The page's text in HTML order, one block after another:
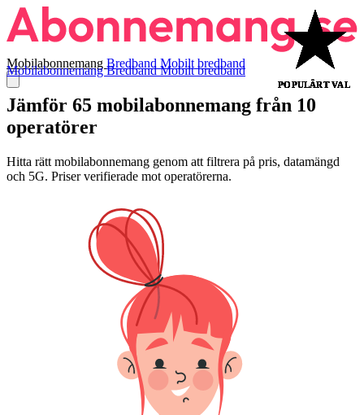
Mobilabonnemang Bredband Mobilt bredband
MobilabonnemangBredbandMobilt bredband
Jämför 65 mobilabonnemang från 10
operatörer
Hitta rätt mobilabonnemang genom att filtrera på pris, datamängd
och 5G. Priser verifierade mot operatörerna.
POPULÄRT VAL
POPULÄRT VAL
POPULÄRT VAL
POPULÄRT VAL
POPULÄRT VAL
POPULÄRT VAL
POPULÄRT VAL
POPULÄRT VAL